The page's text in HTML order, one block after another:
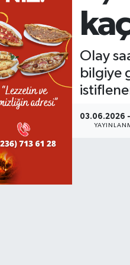
Olay
bilgiye
03.06.2026 -
KÜLTÜR SANAT
YAŞAM
LIFE
SARUHANLI
SELENDİ
KIRKAĞAÇ
DEMİRCİ
KÖPRÜBAŞI
KULA
SALİHLİ
SARUHANLI
EĞİTİM
KÜLTÜR SANAT
YAŞAM